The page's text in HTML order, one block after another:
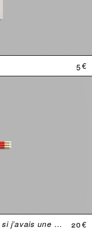
5 €
Johnny, est-ce que tu m'aimerais si j’avais une plus grosse bite ? 20 €